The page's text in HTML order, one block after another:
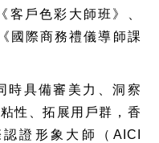
客戶色彩大師班》、
國際商務禮儀導師課
時具備審美力、洞察
性、拓展用戶群，香
證形象大師（AICI